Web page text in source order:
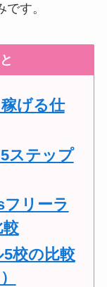
す。
げる仕
ステップ
リーラ
校の比較